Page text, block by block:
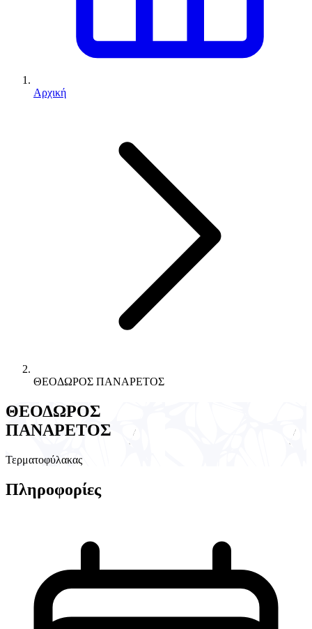
Αρχική
ΘΕΟΔΩΡΟΣ ΠΑΝΑΡΕΤΟΣ
ΘΕΟΔΩΡΟΣ
ΠΑΝΑΡΕΤΟΣ
Τερματοφύλακας
Πληροφορίες